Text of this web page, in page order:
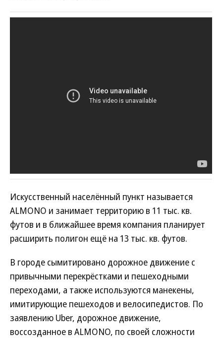
Искусственный населённый пункт называется
ALMONO и занимает территорию в 11 тыс. кв.
футов и в ближайшее время компания планирует
расширить полигон ещё на 13 тыс. кв. футов.
В городе сымитировано дорожное движение с
привычными перекрёстками и пешеходными
переходами, а также используются манекены,
имитирующие пешеходов и велосипедистов. По
заявлению Uber, дорожное движение,
воссозданное в ALMONO, по своей сложности